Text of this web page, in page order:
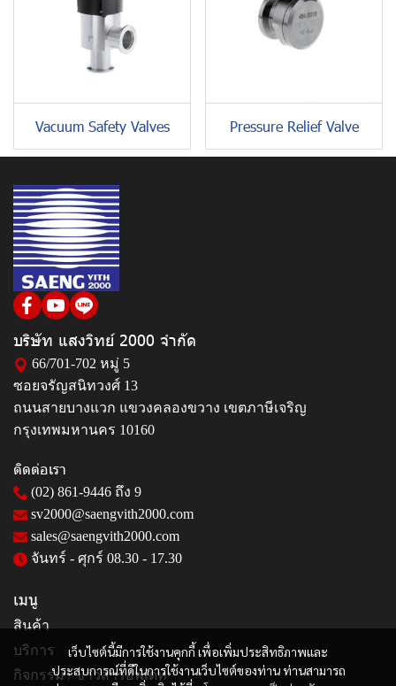
Vacuum Safety Valves Pressure Relief Valve
เว็บไซต์นี้มีการใช้งานคุกกี้ เพื่อเพิ่มประสิทธิภาพและ
ประสบการณ์ที่ดีในการใช้งานเว็บไซต์ของท่าน ท่านสามารถ
บริษัท แสงวิทย์ 2000 จำกัด
66/701-702 หมู่ 5
ซอยจรัญสนิทวงศ์ 13
ถนนสายบางแวก แขวงคลองขวาง เขตภาษีเจริญ
กรุงเทพมหานคร 10160
ติดต่อเรา
(02) 861-9446 ถึง 9
sv2000@saengvith2000.com
sales@saengvith2000.com
จันทร์ - ศุกร์ 08.30 - 17.30
เมนู
สินค้า
บริการ
กิจกรรม / ข่าวสารอัพเดท